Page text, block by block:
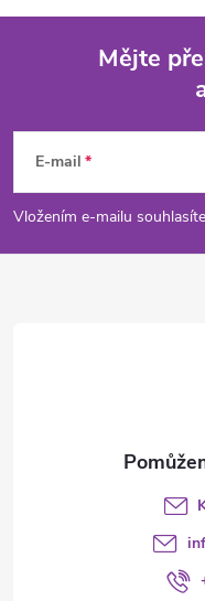
p
a
Mějte
E-mail
Vložením e-mailu